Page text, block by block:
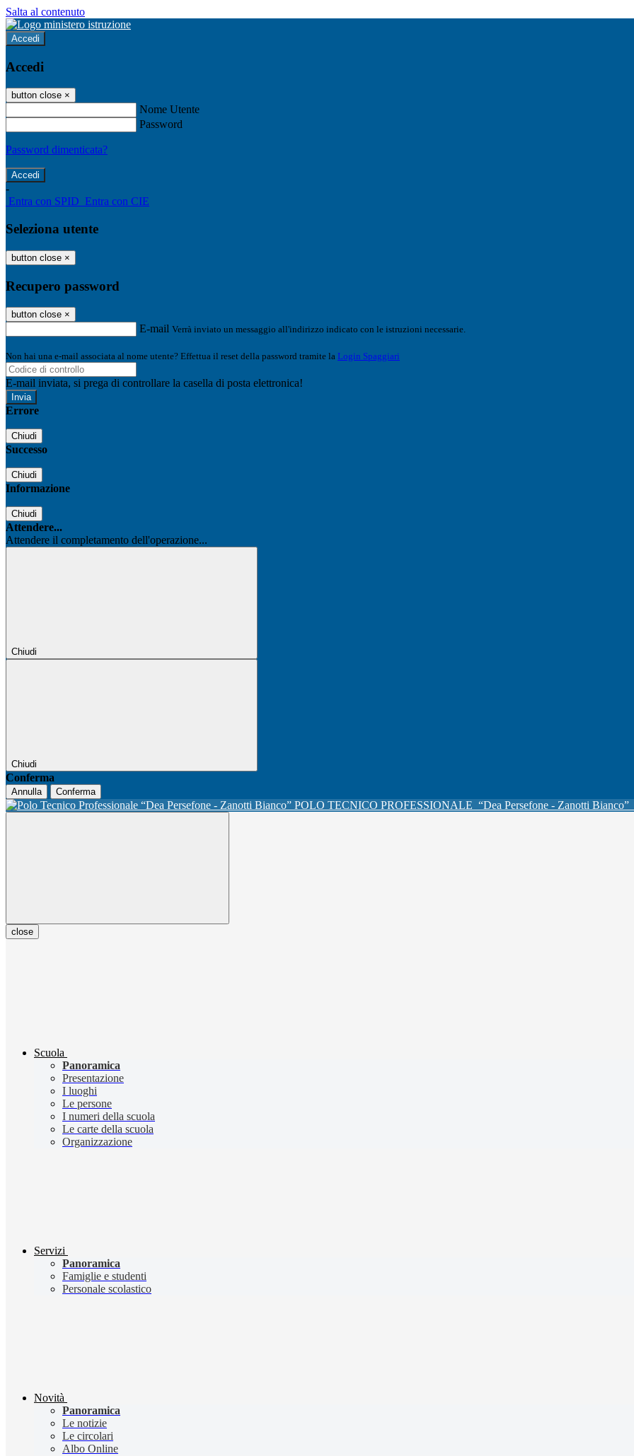
Salta al contenuto
Accedi
Accedi
button close ×
Nome Utente
Password
Password dimenticata?
-
Entra con SPID Entra con CIE
Seleziona utente
button close ×
Recupero password
button close ×
E-mail Verrà inviato un messaggio all'indirizzo indicato con le istruzioni necessarie.
Non hai una e-mail associata al nome utente? Effettua il reset della password tramite la Login Spaggiari
E-mail inviata, si prega di controllare la casella di posta elettronica!
Errore
Chiudi
Successo
Chiudi
Informazione
Chiudi
Attendere...
Attendere il completamento dell'operazione...
Chiudi
Chiudi
Conferma
Annulla Conferma
POLO TECNICO PROFESSIONALE “Dea Persefone - Zanotti Bianco”
close
Scuola
Panoramica
Presentazione
I luoghi
Le persone
I numeri della scuola
Le carte della scuola
Organizzazione
Servizi
Panoramica
Famiglie e studenti
Personale scolastico
Novità
Panoramica
Le notizie
Le circolari
Albo Online